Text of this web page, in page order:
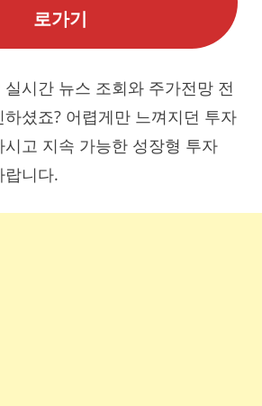
로가기
시간 뉴스 조회와 주가전망 전
셨죠? 어렵게만 느껴지던 투자
시고 지속 가능한 성장형 투자
랍니다.